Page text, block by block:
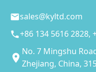
sales@kyltd.com
+86 134 5616 2828,
No. 7 Mingshu
Zhejiang, China,